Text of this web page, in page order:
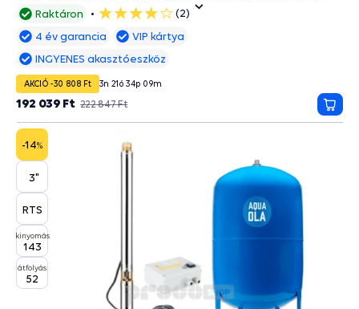
Raktáron
4
csillag
(2)
készült, EPDM ivóvíz zacskóval, a 90mm és szélesebb
4 év garancia
VIP kártya
INGYENES akasztóeszköz
AKCIÓ -30 808 Ft 3n 21ó 34p 08m
222 847 Ft
192 039 Ft
-14%
3"
RTS
kinyomás
143
átfolyás
52